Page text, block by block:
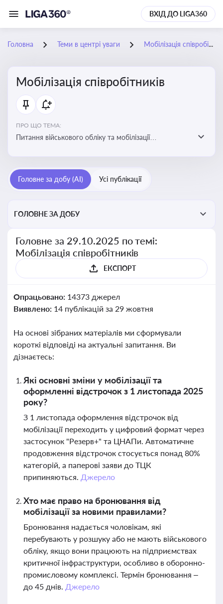
ВХІД ДО LIGA360
Головна Теми в центрі уваги Мобілізація співробітників
Мобілізація співробітників
ПРО ЩО ТЕМА:
Питання військового обліку та мобілізації
Головне за добу (AI) Усі публікації
ГОЛОВНЕ ЗА ДОБУ
Головне за 29.10.2025 по темі:
Мобілізація співробітників
ЕКСПОРТ
Опрацьовано: 14373 джерел
Виявлено: 14 публікацій за 29 жовтня
На основі зібраних матеріалів ми сформували
короткі відповіді на актуальні запитання. Ви
дізнаєтесь:
Які основні зміни у мобілізації та
оформленні відстрочок з 1 листопада 2025
року?
З 1 листопада оформлення відстрочок від
мобілізації переходить у цифровий формат через
застосунок "Резерв+" та ЦНАПи. Автоматичне
продовження відстрочок стосується понад 80%
категорій, а паперові заяви до ТЦК
припиняються. Джерело
Хто має право на бронювання від
мобілізації за новими правилами?
Бронювання надається чоловікам, які
перебувають у розшуку або не мають військового
обліку, якщо вони працюють на підприємствах
критичної інфраструктури, особливо в оборонно-
промисловому комплексі. Термін бронювання –
до 45 днів. Джерело